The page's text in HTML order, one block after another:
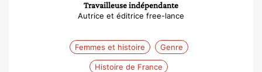
Travailleuse indépendante
Autrice et éditrice free-lance
Femmes et histoire Genre
Histoire de France